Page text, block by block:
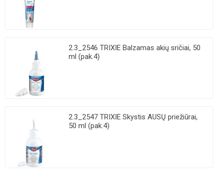
2.3_2546 TRIXIE Balzamas akių sričiai, 50
ml (pak.4)
2.3_2547 TRIXIE Skystis AUSŲ priežiūrai,
50 ml (pak.4)